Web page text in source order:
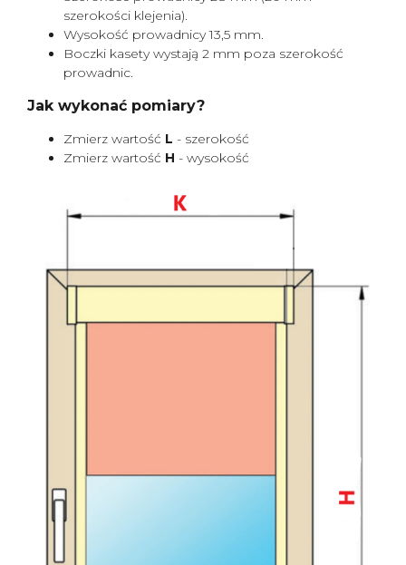
szerokości klejenia).
Wysokość prowadnicy 13,5 mm.
Boczki kasety wystają 2 mm poza szerokość
prowadnic.
Jak wykonać pomiary?
Zmierz wartość L - szerokość
Zmierz wartość H - wysokość